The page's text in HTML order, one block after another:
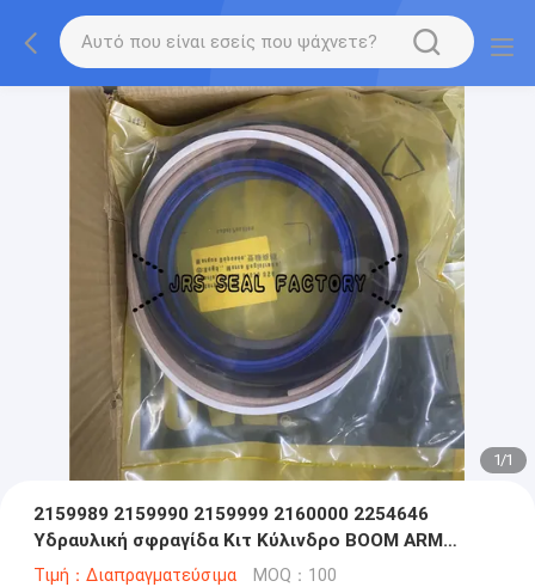
1/1
2159989 2159990 2159999 2160000 2254646
Υδραυλική σφραγίδα Κιτ Κύλινδρο BOOM ARM
BUCKET
Τιμή：Διαπραγματεύσιμα MOQ：100